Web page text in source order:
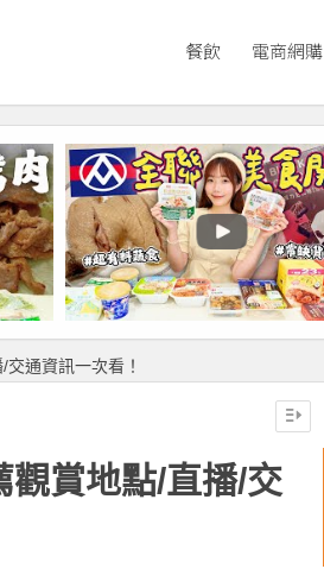
餐飲 電商網購
通資訊一次看！
觀賞地點/直播/交